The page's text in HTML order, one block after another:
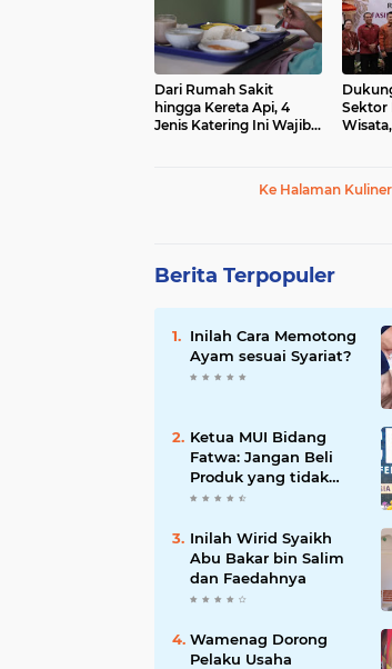
Dari Rumah Sakit
hingga Kereta Api, 4
Jenis Katering Ini Wajib
Sektor
Ke Halaman Kuliner
Berita Terpopuler
Inilah Cara Memotong
Ayam sesuai Syariat?
Ketua MUI Bidang
Fatwa: Jangan Beli
Produk yang tidak
Halal
Inilah Wirid Syaikh
Abu Bakar bin Salim
dan Faedahnya
Wamenag Dorong
Pelaku Usaha